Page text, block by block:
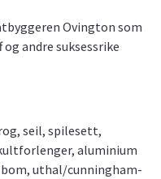
Ovington som
og andre suksessrike
seil, spilesett,
aluminium
uthal/cunningham-